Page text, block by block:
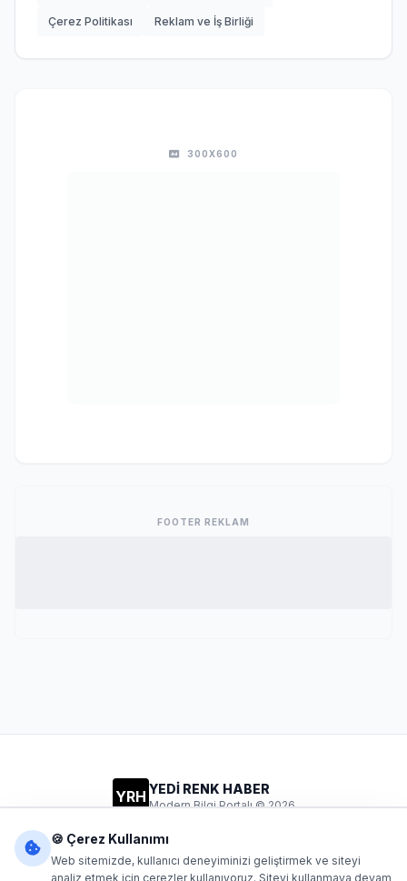
Çerez Politikası Reklam ve İş Birliği
300X600
FOOTER REKLAM
YRH YEDİ RENK HABER
Modern Bilgi Portalı © 2026
🍪 Çerez Kullanımı
Web sitemizde, kullanıcı deneyiminizi geliştirmek ve siteyi
analiz etmek için çerezler kullanıyoruz. Siteyi kullanmaya devam